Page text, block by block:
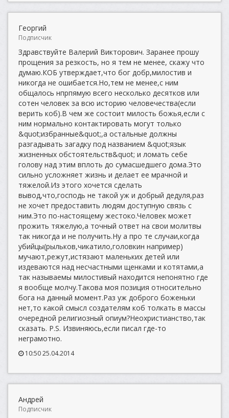
Георгий
Подписчик
Здравствуйте Валерий Викторович. Заранее прошу
прощения за резкость, но я тем не менее, скажу что
думаю.КОБ утверждает,что бог добр,милостив и
никогда не ошибается.Но,тем не менее,с ним
общалось нпрпямую всего несколько десятков или
сотен человек за всю историю человечества(если
верить коб).В чем же состоит милость божья,если с
ним нормально контактировать могут только
&quot;избранные&quot;,а остальные должны
разгадывать загадку под названием &quot;язык
жизненных обстоятельств&quot; и ломать себе
голову над этим вплоть до сумасшедшего дома.Это
сильно усложняет жизнь и делает ее мрачной и
тяжелой.Из этого хочется сделать
вывод,что,господь не такой уж и добрый дедуля,раз
не хочет предоставить людям доступную связь с
ним.Это по-настоящему жестоко.Человек может
прожить тяжелую,а точный ответ на свои молитвы
так никогда и не получить.Ну а про те случаи,когда
убийцы(рыльков,чикатило,головкин например)
мучают,режут,истязают маленьких детей или
издеваются над несчастными щенками и котятами,а
так называемы милостивый находится непонятно где
я вообще молчу.Такова моя позиция относительно
бога на данный момент.Раз уж доброго боженьки
нет,то какой смысл создателям коб толкать в массы
очередной религиозный опиум?Неохристианство,так
сказать. P.S. Извиняюсь,если писал где-то
неграмотно.
10:50 25.04.2014
Андрей
Подписчик